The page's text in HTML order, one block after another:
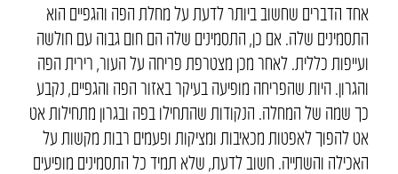
אחד הדברים שחשוב ביותר לדעת על מחלת הפה והגפיים הוא
התסמינים שלה. אם כן, התסמינים שלה הם חום גבוה עם חולשה
ועייפות כללית. לאחר מכן מצטרפת פריחה על העור, רירית הפה
והגרון. היות שהפריחה מופיעה בעיקר באזור הפה והגפיים, נקבע
כך שמה של המחלה. הנקודות שהתחילו בפה ובגרון מתחילות אט
אט להפוך לאפטות מכאיבות ומציקות ופעמים רבות מקשות על
האכילה והשתייה. חשוב לדעת, שלא תמיד כל התסמינים מופיעים